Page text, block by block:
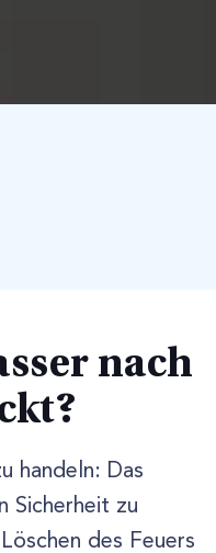
nach
handeln: Das
Sicherheit zu
des Feuers